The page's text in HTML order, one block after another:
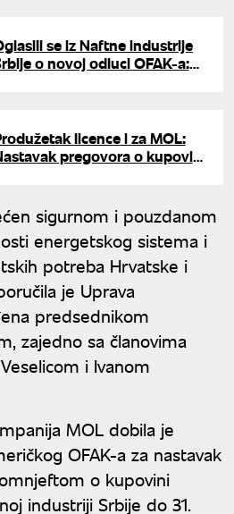
se iz Naftne industrije
o novoj odluci OFAK-a:
licence i za MOL:
pregovora o kupovini
sigurnom i pouzdanom
energetskog sistema i
potreba Hrvatske i
je Uprava
predsednikom
zajedno sa članovima
i Ivanom
MOL dobila je
OFAK-a za nastavak
o kupovini
industriji Srbije do 31.